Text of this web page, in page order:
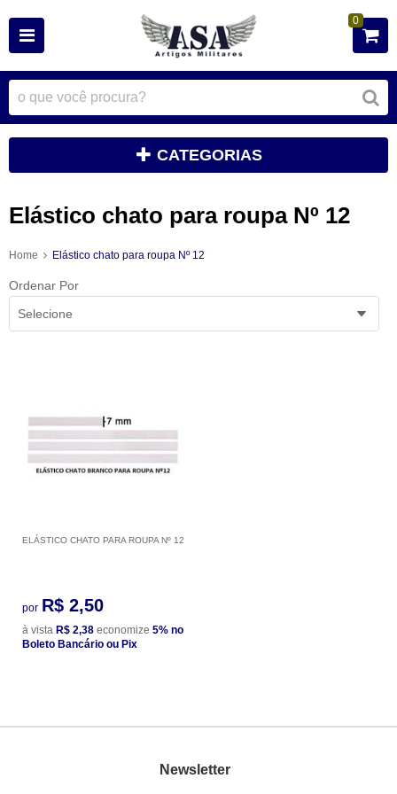
0
CATEGORIAS
Elástico chato para roupa Nº 12
Home Elástico chato para roupa Nº 12
Ordenar Por
Selecione
ELÁSTICO CHATO PARA ROUPA Nº 12
por R$ 2,50
à vista R$ 2,38 economize 5% no
Boleto Bancário ou Pix
Newsletter